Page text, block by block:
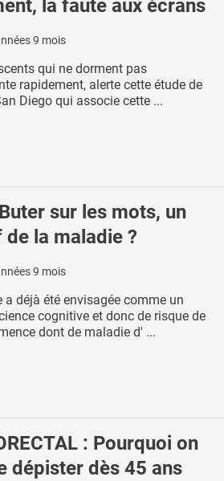
la faute aux écrans
9 mois
qui ne dorment pas
rapidement, alerte cette étude de
Diego qui associe cette ...
sur les mots, un
la maladie ?
9 mois
déjà été envisagée comme un
cognitive et donc de risque de
dont de maladie d' ...
: Pourquoi on
dépister dès 45 ans